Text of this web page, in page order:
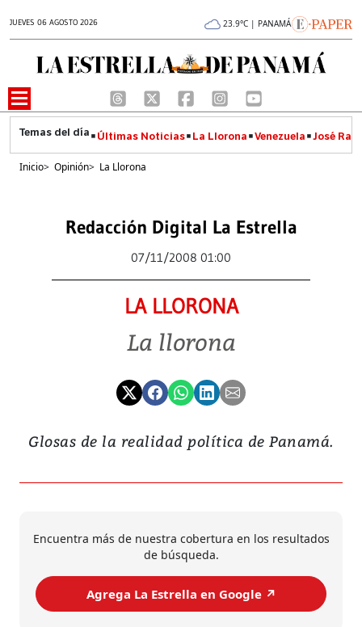
JUEVES 06 AGOSTO 2026 23.9°C | PANAMÁ
Últimas Noticias La Llorona Venezuela José
Inicio> Opinión> La Llorona
Redacción Digital La Estrella
07/11/2008 01:00
LA LLORONA
La llorona
Glosas de la realidad política de Panamá.
Encuentra más de nuestra cobertura en los resultados
de búsqueda.
Agrega La Estrella en Google ↗️